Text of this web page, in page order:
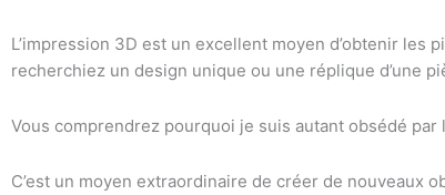
L’impression 3D est un excellent moyen d’obtenir les
recherchiez un design unique ou une réplique d’une
Vous comprendrez pourquoi je suis autant obsédé par
C’est un moyen extraordinaire de créer de nouveaux